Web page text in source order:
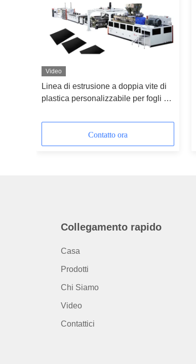
Video
Linea di estrusione a doppia vite di
plastica personalizzabile per fogli di
Contatto ora
Collegamento rapido
Casa
Prodotti
Chi Siamo
Video
Contattici